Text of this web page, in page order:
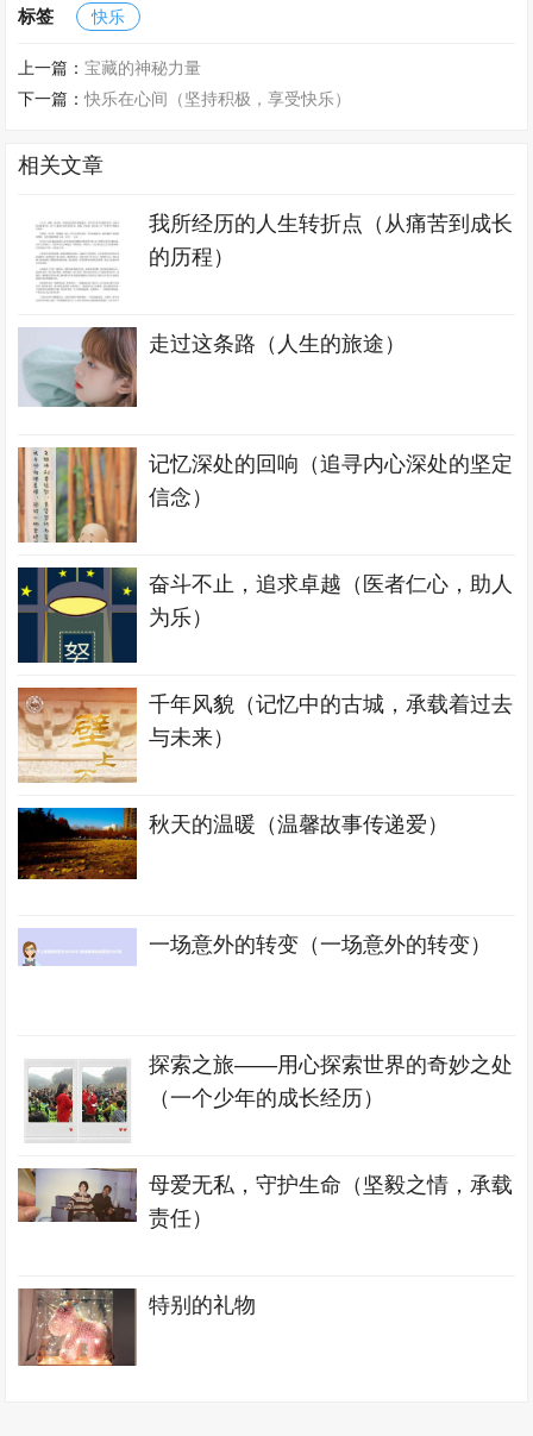
标签 快乐
上一篇：宝藏的神秘力量
下一篇：快乐在心间（坚持积极，享受快乐）
相关文章
我所经历的人生转折点（从痛苦到成长
的历程）
走过这条路（人生的旅途）
记忆深处的回响（追寻内心深处的坚定
信念）
奋斗不止，追求卓越（医者仁心，助人
为乐）
千年风貌（记忆中的古城，承载着过去
与未来）
秋天的温暖（温馨故事传递爱）
一场意外的转变（一场意外的转变）
探索之旅——用心探索世界的奇妙之处
（一个少年的成长经历）
母爱无私，守护生命（坚毅之情，承载
责任）
特别的礼物